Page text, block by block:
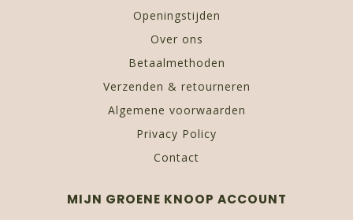
Openingstijden
Over ons
Betaalmethoden
Verzenden & retourneren
Algemene voorwaarden
Privacy Policy
Contact
MIJN GROENE KNOOP ACCOUNT